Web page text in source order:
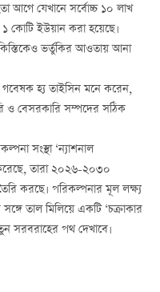
আগে যেখানে সর্বোচ্চ ১০ লাখ
কোটি ইউয়ান করা হয়েছে।
ভর্তুকির আওতায় আনা
হ্য তাইসিন মনে করেন,
ও বেসরকারি সম্পদের সঠিক
সংস্থা ‘ন্যাশনাল
তারা ২০২৬-২০৩০
করছে। পরিকল্পনার মূল লক্ষ্য
তাল মিলিয়ে একটি ‘চক্রাকার
সরবরাহের পথ দেখাবে।